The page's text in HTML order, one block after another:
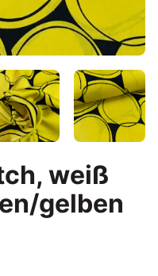
weiß
gelben